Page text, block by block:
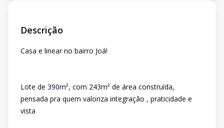
Descrição
Casa e linear no bairro Joá!
Lote de 390m², com 243m² de área construída,
pensada pra quem valoriza integração , praticidade e
vista